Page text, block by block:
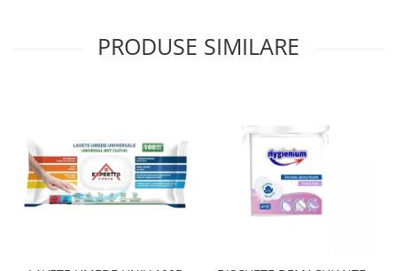
Crema de Ras
Gel de Ras
Spuma de Ras
PRODUSE SIMILARE